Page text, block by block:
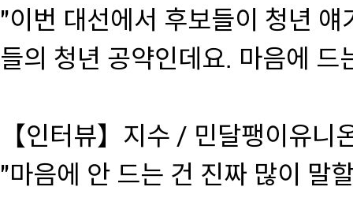
"이번 대선에서 후보들이 청년
들의 청년 공약인데요. 마음에 드
【인터뷰】지수 / 민달팽이유니
"마음에 안 드는 건 진짜 많이 말